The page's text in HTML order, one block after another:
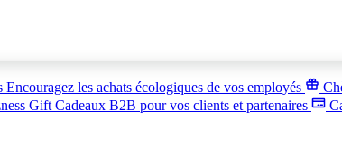
Encouragez les achats écologiques de vos employés
Gift Cadeaux B2B pour vos clients et partenaires